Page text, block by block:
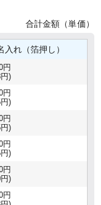
合計金額（単価）
れ（箔押し）
円
)
円
)
円
)
円
)
円
)
円